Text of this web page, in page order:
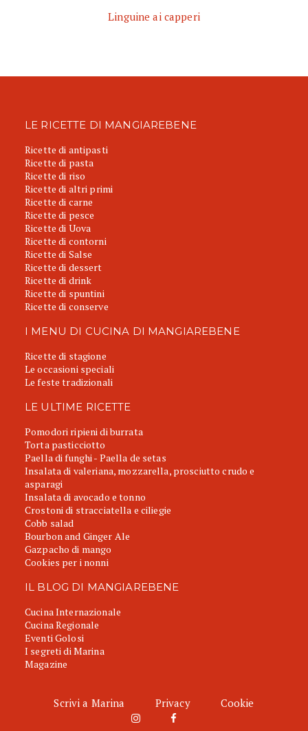
Linguine ai capperi
LE RICETTE DI MANGIAREBENE
Ricette di antipasti
Ricette di pasta
Ricette di riso
Ricette di altri primi
Ricette di carne
Ricette di pesce
Ricette di Uova
Ricette di contorni
Ricette di Salse
Ricette di dessert
Ricette di drink
Ricette di spuntini
Ricette di conserve
I MENU DI CUCINA DI MANGIAREBENE
Ricette di stagione
Le occasioni speciali
Le feste tradizionali
LE ULTIME RICETTE
Pomodori ripieni di burrata
Torta pasticciotto
Paella di funghi - Paella de setas
Insalata di valeriana, mozzarella, prosciutto crudo e
asparagi
Insalata di avocado e tonno
Crostoni di stracciatella e ciliegie
Cobb salad
Bourbon and Ginger Ale
Gazpacho di mango
Cookies per i nonni
IL BLOG DI MANGIAREBENE
Cucina Internazionale
Cucina Regionale
Eventi Golosi
I segreti di Marina
Magazine
Scrivi a Marina Privacy Cookie